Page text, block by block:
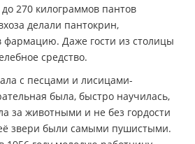
270 килограммов пантов
делали пантокрин,
фармацию. Даже гости из столицы
средство.
с песцами и лисицами-
была, быстро научилась,
за животными и не без гордости
звери были самыми пушистыми.